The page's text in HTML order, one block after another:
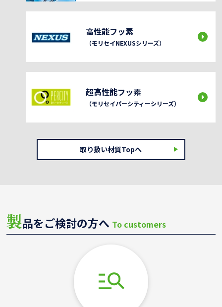
高性能フッ素
（モリセイNEXUSシリーズ）
超高性能フッ素
（モリセイパーシティーシリーズ）
取り扱い材質Topへ
製品をご検討の方へ To customers